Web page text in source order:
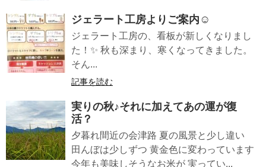
ジェラート工房よりご案内☺️
ジェラート工房の、看板が新しくなりまし
た！✨ 秋も深まり、寒くなってきました。
そん...
記事を読む
実りの秋♪それに加えてあの運が復
活？
夕暮れ間近の会津路 夏の風景と少し違い
田んぼは少しずつ 黄金色に変わっています
今年も美味しそうなお米が 実ってい...